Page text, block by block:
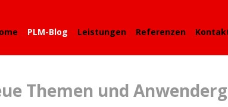
PLM-Blog Leistungen Referenzen
Themen und